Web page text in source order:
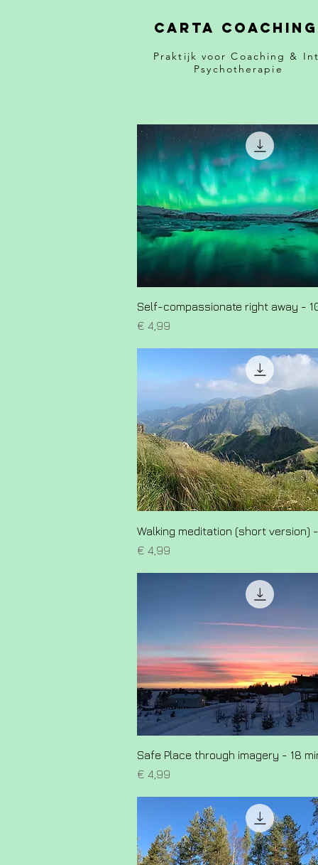
Carta Coaching
Praktijk voor Coaching &
Psychotherapie
Self-compassionate right away -
Prijs
€ 4,99
Walking meditation (short version) -
Prijs
€ 4,99
Safe Place through imagery - 18
Prijs
€ 4,99